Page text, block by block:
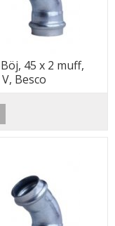
45 x 2 muff,
V, Besco